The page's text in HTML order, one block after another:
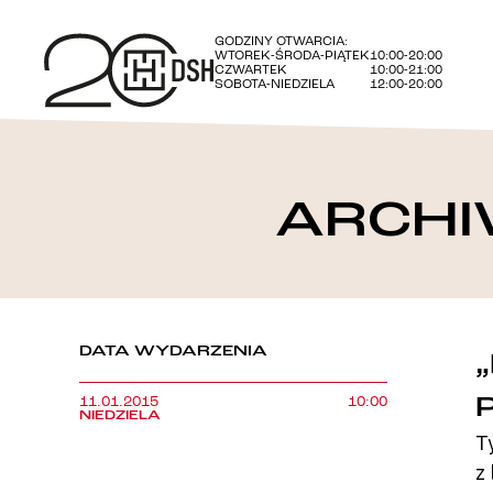
GODZINY OTWARCIA:
WTOREK-ŚRODA-PIĄTEK10:00-20:00
CZWARTEK
10:00-21:00
SOBOTA-NIEDZIELA
12:00-20:00
DATA WYDARZENIA
11.01.2015
NIEDZIELA
10:00
z